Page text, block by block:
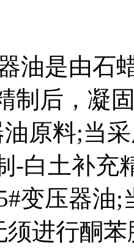
油是由石
制后，凝
油原料;当
-白土补
变压器油
须进行酮